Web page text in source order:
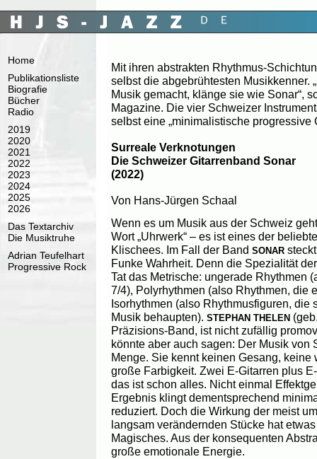
Home
Publikationsliste
Biografie
Bücher
Radio
2019
2020
2021
2022
2023
2024
2025
2026
Das Textarchiv
Die Musiktruhe
Adrian Teufelhart
Progressive Rock
Mit ihren abstrakten Rhythmus-
selbst die abgebrühtesten Musikkenner.
Musik gemacht, klänge sie wie Sonar“,
Magazine. Die vier Schweizer
selbst eine „minimalistische progressive
Surreale Verknotungen
Die Schweizer Gitarrenband Sonar
(2022)
Von Hans-Jürgen Schaal
Wenn es um Musik aus der Schweiz
Wort „Uhrwerk“ – es ist eines der
Klischees. Im Fall der Band SONAR
Funke Wahrheit. Denn die Spezialität
Tat das Metrische: ungerade Rhythmen
7/4), Polyrhythmen (also Rhythmen, die
Isorhythmen (also Rhythmusfiguren, die
Musik behaupten). STEPHAN THELEN
Präzisions-Band, ist nicht zufällig
könnte aber auch sagen: Der Musik von
Menge. Sie kennt keinen Gesang,
große Farbigkeit. Zwei E-Gitarren plus
das ist schon alles. Nicht einmal
Ergebnis klingt dementsprechend
reduziert. Doch die Wirkung der meist
langsam verändernden Stücke hat
Magisches. Aus der konsequenten
große emotionale Energie.